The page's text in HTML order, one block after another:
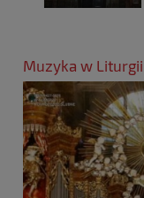
Muzyka w